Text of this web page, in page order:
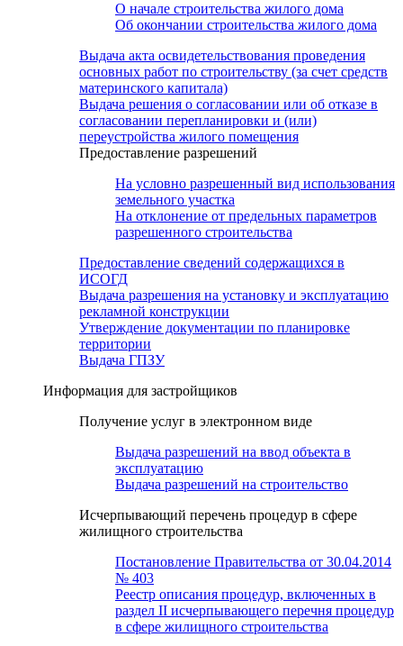
О начале строительства жилого дома
Об окончании строительства жилого дома
Выдача акта освидетельствования проведения
основных работ по строительству (за счет средств
материнского капитала)
Выдача решения о согласовании или об отказе в
согласовании перепланировки и (или)
переустройства жилого помещения
Предоставление разрешений
На условно разрешенный вид использования
земельного участка
На отклонение от предельных параметров
разрешенного строительства
Предоставление сведений содержащихся в
ИСОГД
Выдача разрешения на установку и эксплуатацию
рекламной конструкции
Утверждение документации по планировке
территории
Выдача ГПЗУ
Информация для застройщиков
Получение услуг в электронном виде
Выдача разрешений на ввод объекта в
эксплуатацию
Выдача разрешений на строительство
Исчерпывающий перечень процедур в сфере
жилищного строительства
Постановление Правительства от 30.04.2014
№ 403
Реестр описания процедур, включенных в
раздел II исчерпывающего перечня процедур
в сфере жилищного строительства